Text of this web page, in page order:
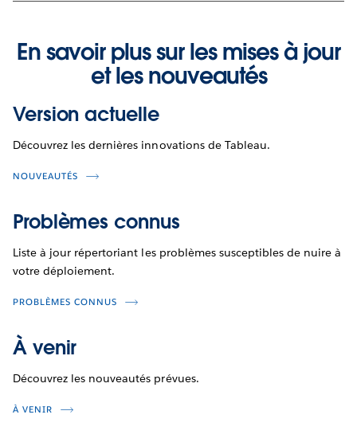
En savoir plus sur les mises à jour
et les nouveautés
Version actuelle
Découvrez les dernières innovations de Tableau.
NOUVEAUTÉS
Problèmes connus
Liste à jour répertoriant les problèmes susceptibles de nuire à
votre déploiement.
PROBLÈMES CONNUS
À venir
Découvrez les nouveautés prévues.
À VENIR